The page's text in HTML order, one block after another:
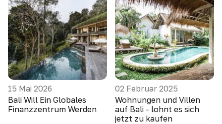
15 Mai 2026
Bali Will Ein Globales
Finanzzentrum Werden
02 Februar 2025
Wohnungen und Villen
auf Bali - lohnt es sich
jetzt zu kaufen